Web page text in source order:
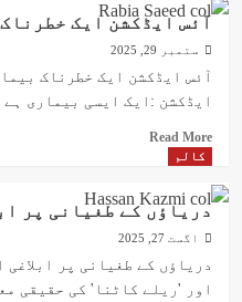
سیگریٹ
نوشی
آئس ایڈکشن ایک
ستمبر 29, 2025
آئس ایڈکشن ایک خطرناک
ایڈکشن :ایک ایسی بیماری
Read More
Read
آئس
ایڈکشن
ایک
خطرناک
کالم
دریاؤں کے طغیانی پر
اگست 27, 2025
دریاؤں کے طغیانی پر ابلاغی
اور 'ریلے کاٹنا' کی حقیقی